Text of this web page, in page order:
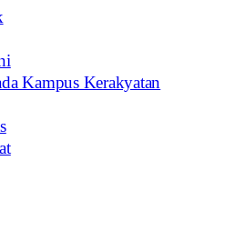
Kampus Kerakyatan